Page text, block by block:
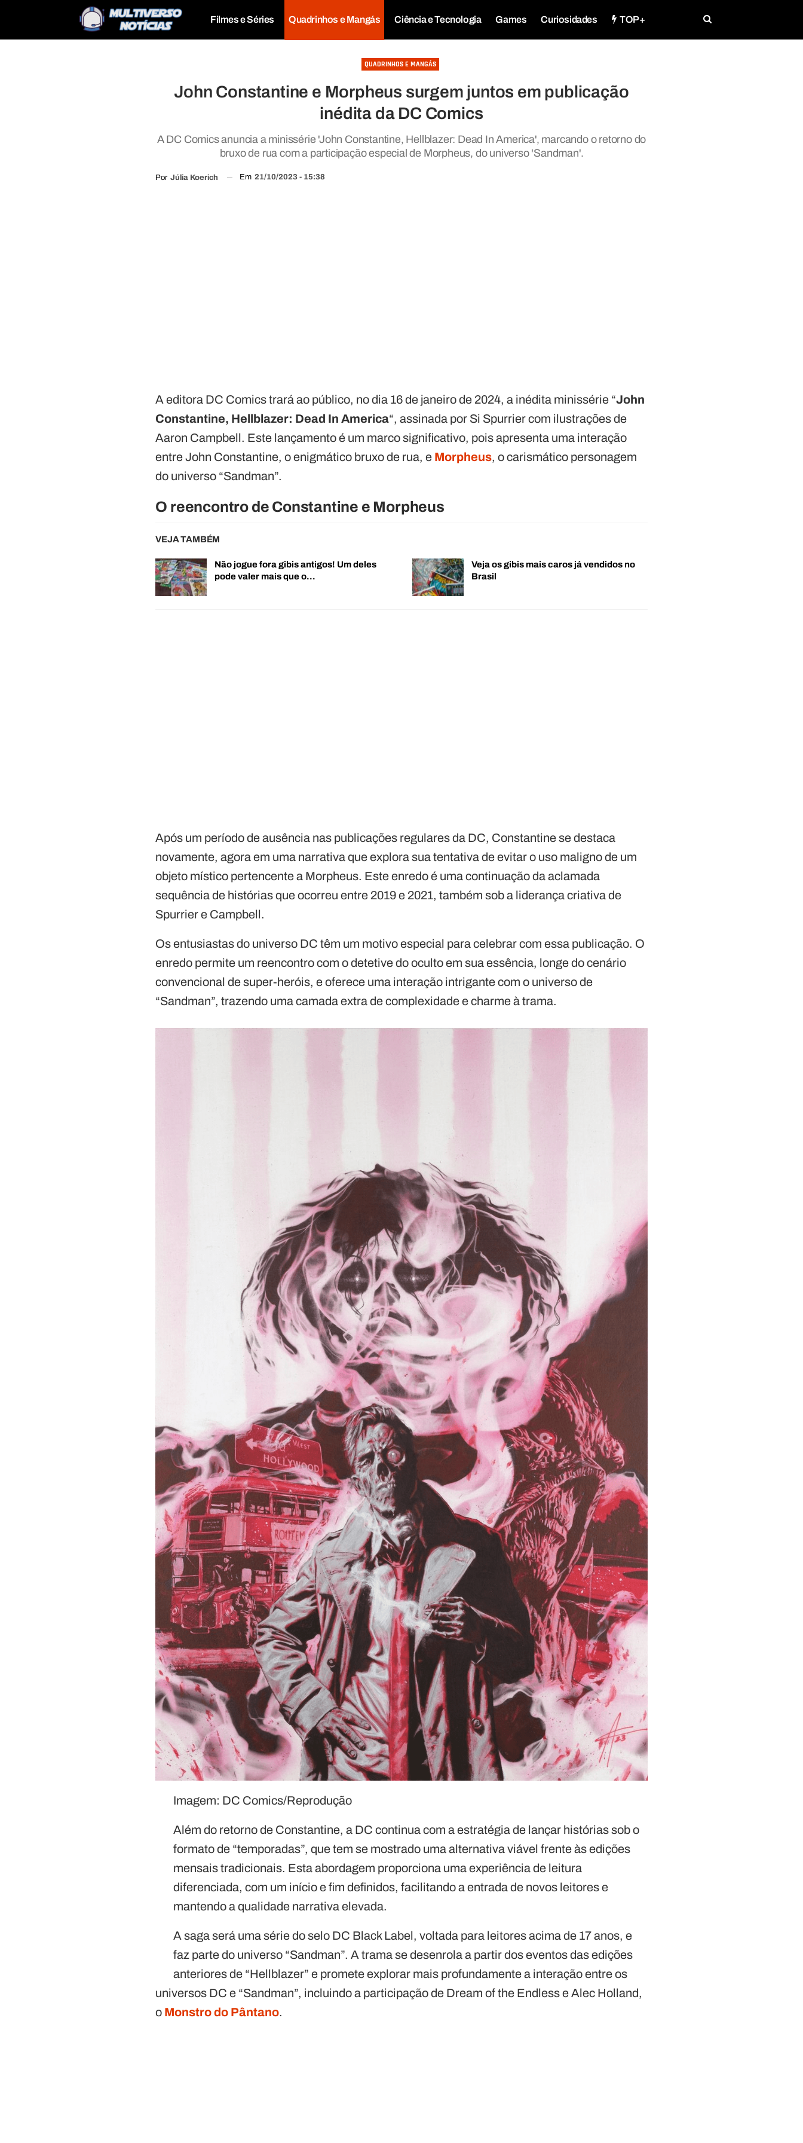
Filmes e Séries Quadrinhos e Mangás Ciência e Tecnologia Games Curiosidades TOP+
QUADRINHOS E MANGÁS
John Constantine e Morpheus surgem juntos em publicação
inédita da DC Comics
A DC Comics anuncia a minissérie 'John Constantine, Hellblazer: Dead In America', marcando o retorno do
bruxo de rua com a participação especial de Morpheus, do universo 'Sandman'.
Por Júlia Koerich Em 21/10/2023 - 15:38
A editora DC Comics trará ao público, no dia 16 de janeiro de 2024, a inédita minissérie “John
Constantine, Hellblazer: Dead In America“, assinada por Si Spurrier com ilustrações de
Aaron Campbell. Este lançamento é um marco significativo, pois apresenta uma interação
entre John Constantine, o enigmático bruxo de rua, e Morpheus, o carismático personagem
do universo “Sandman”.
O reencontro de Constantine e Morpheus
VEJA TAMBÉM
Não jogue fora gibis antigos! Um deles
pode valer mais que o…
Veja os gibis mais caros já vendidos no
Brasil
Após um período de ausência nas publicações regulares da DC, Constantine se destaca
novamente, agora em uma narrativa que explora sua tentativa de evitar o uso maligno de um
objeto místico pertencente a Morpheus. Este enredo é uma continuação da aclamada
sequência de histórias que ocorreu entre 2019 e 2021, também sob a liderança criativa de
Spurrier e Campbell.
Os entusiastas do universo DC têm um motivo especial para celebrar com essa publicação. O
enredo permite um reencontro com o detetive do oculto em sua essência, longe do cenário
convencional de super-heróis, e oferece uma interação intrigante com o universo de
“Sandman”, trazendo uma camada extra de complexidade e charme à trama.
Imagem: DC Comics/Reprodução
Além do retorno de Constantine, a DC continua com a estratégia de lançar histórias sob o
formato de “temporadas”, que tem se mostrado uma alternativa viável frente às edições
mensais tradicionais. Esta abordagem proporciona uma experiência de leitura
diferenciada, com um início e fim definidos, facilitando a entrada de novos leitores e
mantendo a qualidade narrativa elevada.
A saga será uma série do selo DC Black Label, voltada para leitores acima de 17 anos, e
faz parte do universo “Sandman”. A trama se desenrola a partir dos eventos das edições
anteriores de “Hellblazer” e promete explorar mais profundamente a interação entre os
universos DC e “Sandman”, incluindo a participação de Dream of the Endless e Alec Holland,
o Monstro do Pântano.